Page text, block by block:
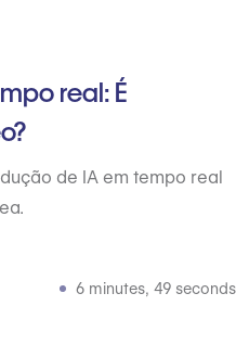
real: É
de IA em tempo real
6 minutes, 49 seconds